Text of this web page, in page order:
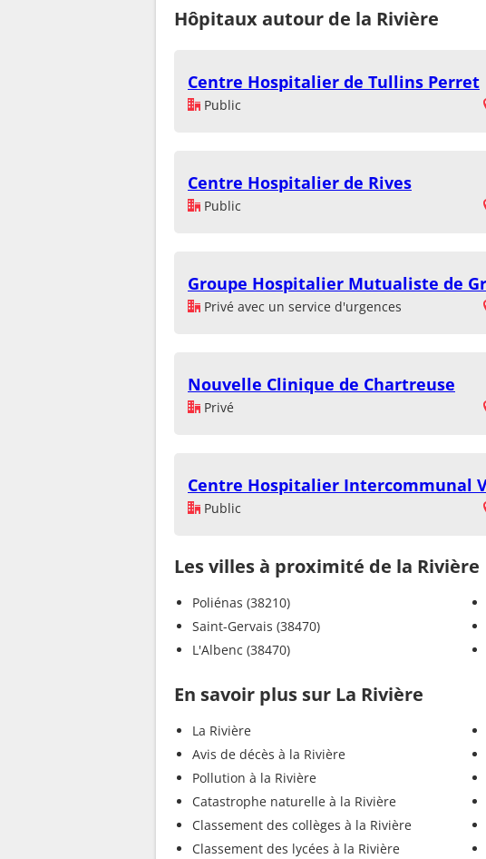
Hôpitaux autour de la Rivière
Centre Hospitalier de Tullins Perret
Public
Centre Hospitalier de Rives
Public
Groupe Hospitalier Mutualiste de
Privé avec un service d'urgences
Nouvelle Clinique de Chartreuse
Privé
Centre Hospitalier Intercommunal
Public
Les villes à proximité de la Rivière
Poliénas (38210)
Saint-Gervais (38470)
L'Albenc (38470)
En savoir plus sur La Rivière
La Rivière
Avis de décès à la Rivière
Pollution à la Rivière
Catastrophe naturelle à la Rivière
Classement des collèges à la Rivière
Classement des lycées à la Rivière